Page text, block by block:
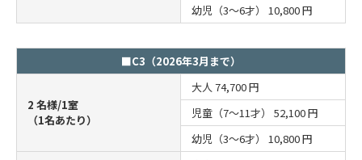
幼児（3～6才） 10,800 円
■C3（2026年3月まで）
2 名様/1室
（1名あたり）
大人 74,700 円
児童（7～11才） 52,100 円
幼児（3～6才） 10,800 円